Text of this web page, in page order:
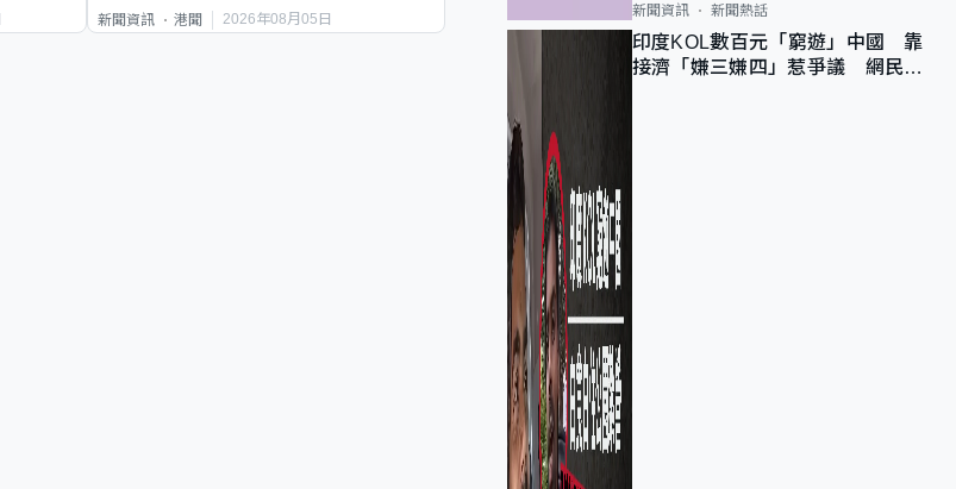
新聞資訊 港聞 2026年08月05日
新聞資訊 新聞熱話
印度KOL數百元「窮遊」中國 靠
接濟「嫌三嫌四」惹爭議 網民：